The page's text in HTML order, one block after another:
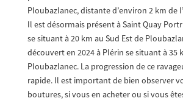
Ploubazlanec, distante d’environ 2 km de
Il est désormais présent à Saint Quay
se situant à 20 km au Sud Est de
découvert en 2024 à Plérin se situant à 35
Ploubazlanec. La progression de ce
rapide. Il est important de bien observer
boutures, si vous en acheter ou si vous